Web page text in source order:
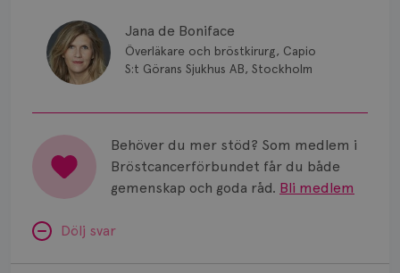
Jana de Boniface
Överläkare och bröstkirurg, Capio
S:t Görans Sjukhus AB, Stockholm
Behöver du mer stöd? Som medlem i
Bröstcancerförbundet får du både
gemenskap och goda råd. Bli medlem
Dölj svar
Vätska